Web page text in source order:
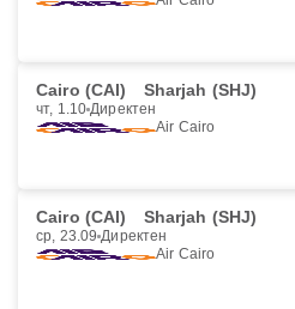
Cairo (CAI) Sharjah (SHJ)
чт, 1.10 Директен
Air Cairo
Cairo (CAI) Sharjah (SHJ)
ср, 23.09 Директен
Air Cairo